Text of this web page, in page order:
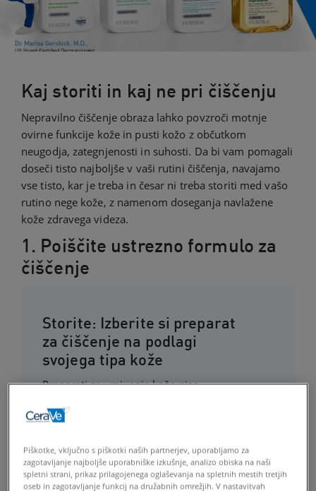
Kaj storiti in kaj ne pri čiščenju
Nepravilno čiščenje obraza lahko povzroči motnje
ovirne funkcije kože in pusti kožo z občutkom
neugodja, zategnjenosti in suhosti. Da bi vam pomagali
doseči tisto najboljše v vaši rutini čiščenja, navajamo
vse tisto, kar je treba in česar ni treba storiti med vašo
rutino nege kože, z namenom doseganja navlažene
kože zdravega videza.
1. Poiščite ustrezno formulo za
čiščenje
Storite: Izberite si preparat
za čiščenje na podlagi
svojega tipa kože
​Preparati za umivanje kože niso
enako ustrezajo. Z izbiro najboljšega
vašemu posameznemu tipu kože, boste
učinkovito očistili svojo kožo brez
neželenih spremljevalnih učinkov (kot so
Piškotke, vključno s piškotki naših partnerjev, uporabljamo za
zagotavljanje najboljše uporabniške izkušnje, analizo obiska na naši
spletni strani, prikaz prilagojenega oglaševanja na spletnih mestih tretjih
oseb in zagotavljanje funkcij na družabnih omrežjih. V nastavitvah